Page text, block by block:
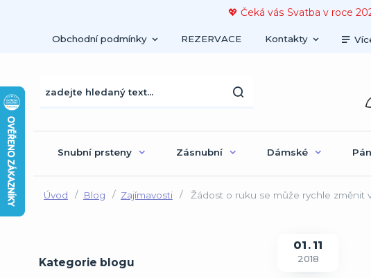
💖 Čeká vás Svatba v roce
Obchodní podmínky REZERVACE Kontakty
Snubní prsteny Zásnubní Dámské
Úvod Blog Zajímavosti Žádost o ruku se může rychle změnit
Kategorie blogu
01 11
2018